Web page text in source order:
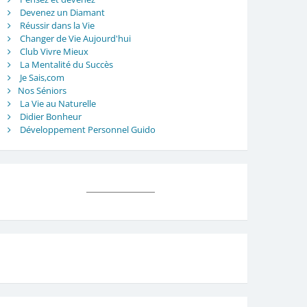
Devenez un Diamant
Réussir dans la Vie
Changer de Vie Aujourd'hui
Club Vivre Mieux
La Mentalité du Succès
Je Sais,com
Nos Séniors
La Vie au Naturelle
Didier Bonheur
Développement Personnel Guido